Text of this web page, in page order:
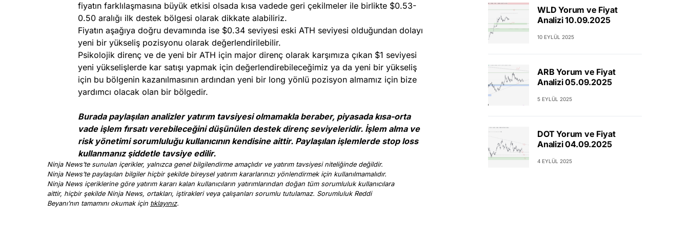
fiyatın farklılaşmasına büyük etkisi olsada kısa vadede geri çekilmeler ile birlikte $0.53-
0.50 aralığı ilk destek bölgesi olarak dikkate alabiliriz.
Fiyatın aşağıya doğru devamında ise $0.34 seviyesi eski ATH seviyesi olduğundan dolayı
yeni bir yükseliş pozisyonu olarak değerlendirilebilir.
Psikolojik direnç ve de yeni bir ATH için major direnç olarak karşımıza çıkan $1 seviyesi
yeni yükselişlerde kar satışı yapmak için değerlendirebileceğimiz ya da yeni bir yükseliş
için bu bölgenin kazanılmasının ardından yeni bir long yönlü pozisyon almamız için bize
yardımcı olacak olan bir bölgedir.
Burada paylaşılan analizler yatırım tavsiyesi olmamakla beraber, piyasada kısa-orta
vade işlem fırsatı verebileceğini düşünülen destek direnç seviyeleridir. İşlem alma ve
risk yönetimi sorumluluğu kullanıcının kendisine aittir. Paylaşılan işlemlerde stop loss
kullanmanız şiddetle tavsiye edilir.
Ninja News’te sunulan içerikler, yalnızca genel bilgilendirme amaçlıdır ve yatırım tavsiyesi niteliğinde değildir.
Ninja News’te paylaşılan bilgiler hiçbir şekilde bireysel yatırım kararlarınızı yönlendirmek için kullanılmamalıdır.
Ninja News içeriklerine göre yatırım kararı kalan kullanıcıların yatırımlarından doğan tüm sorumluluk kullanıcılara
aittir, hiçbir şekilde Ninja News, ortakları, iştirakleri veya çalışanları sorumlu tutulamaz. Sorumluluk Reddi
Beyanı’nın tamamını okumak için tıklayınız.
WLD Yorum ve Fiyat
Analizi 10.09.2025
10 EYLÜL 2025
ARB Yorum ve Fiyat
Analizi 05.09.2025
5 EYLÜL 2025
DOT Yorum ve Fiyat
Analizi 04.09.2025
4 EYLÜL 2025